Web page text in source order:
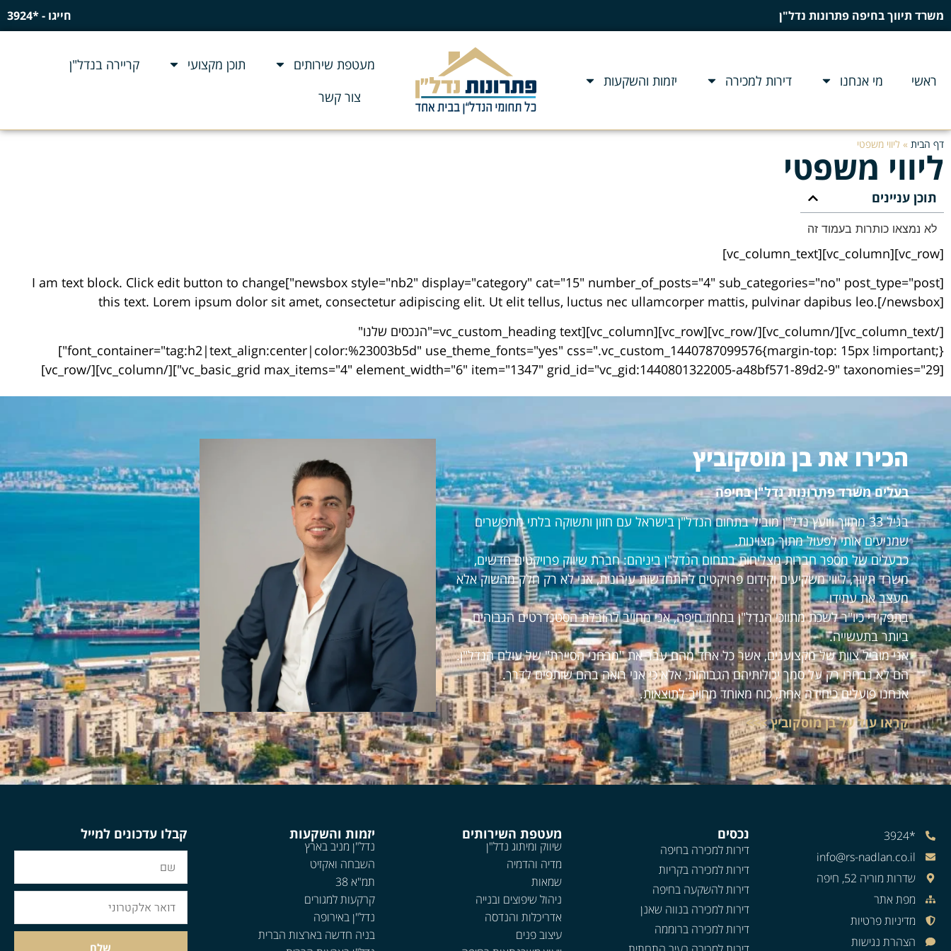
משרד תיווך בחיפה פתרונות נדל"ן חייגו - *3924
ראשי מי אנחנו דירות למכירה יזמות והשקעות
מעטפת שירותים תוכן מקצועי
קריירה בנדל"ן
צור קשר
דף הבית » ליווי משפטי
ליווי משפטי
תוכן עניינים
לא נמצאו כותרות בעמוד זה
[vc_row][vc_column][vc_column_text]
[newsbox style="nb2" display="category" cat="15" number_of_posts="4" sub_categories="no" post_type="post"]I am text block. Click edit button to change
this text. Lorem ipsum dolor sit amet, consectetur adipiscing elit. Ut elit tellus, luctus nec ullamcorper mattis, pulvinar dapibus leo.[/newsbox]
[/vc_column_text][/vc_column][/vc_row][vc_row][vc_column][vc_custom_heading text="הנכסים שלנו"
font_container="tag:h2|text_align:center|color:%23003b5d" use_theme_fonts="yes" css=".vc_custom_1440787099576{margin-top: 15px !important;}"]
[vc_basic_grid max_items="4" element_width="6" item="1347" grid_id="vc_gid:1440801322005-a48bf571-89d2-9" taxonomies="29"][/vc_column][/vc_row]
הכירו את בן מוסקוביץ
בעלים משרד פתרונות נדל"ן בחיפה
בגיל 33 מתווך ויועץ נדל"ן מוביל בתחום הנדל"ן בישראל עם חזון ותשוקה בלתי מתפשרים
שמניעים אותי לפעול מתוך מצוינות.
כבעלים של מספר חברות מצליחות בתחום הנדל"ן ביניהם: חברת שיווק פרויקטים חדשים,
משרד תיווך, ליווי משקיעים וקידום פרויקטים להתחדשות עירונית, אני לא רק חלק מהשוק אלא
מעצב את עתידו.
בתפקידי כיו"ר לשכת מתווכי הנדל"ן במחוז חיפה, אני מחויב להובלת הסטנדרטים הגבוהים
ביותר בתעשייה.
אני מוביל צוות של מקצוענים, אשר כל אחד מהם עבר את "מבחני הסיירת" של עולם הנדל"ן.
הם לא נבחרו רק על סמך יכולותיהם הגבוהות, אלא כי אני רואה בהם שותפים לדרך.
אנחנו פועלים כיחידה אחת, כוח מאוחד מחויב לתוצאות.
קראו עוד על בן מוסקוביץ >>>
*3924
info@rs-nadlan.co.il
שדרות מוריה 52, חיפה
מפת אתר
מדיניות פרטיות
הצהרת נגישות
נכסים
דירות למכירה בחיפה
דירות למכירה בקריות
דירות להשקעה בחיפה
דירות למכירה בנווה שאנן
דירות למכירה ברוממה
מעטפת השירותים
שיווק ומיתוג נדל"ן
מדיה והדמיה
שמאות
ניהול שיפוצים ובנייה
אדריכלות והנדסה
עיצוב פנים
יזמות והשקעות
נדל"ן מניב בארץ
השבחה ואקזיט
תמ"א 38
קרקעות למגורים
נדל"ן באירופה
בניה חדשה בארצות הברית
קבלו עדכונים למייל
שלח